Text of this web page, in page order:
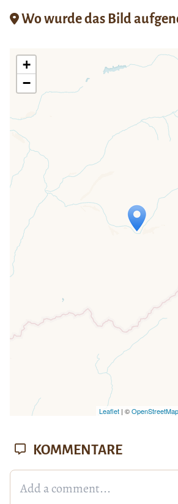
Wo wurde das Bild
Travelers' Map wird
Wenn du dies siehst, nachdem
Seite vollständig geladen
+
−
Leaflet| ©OpenStreetMap
KOMMENTARE